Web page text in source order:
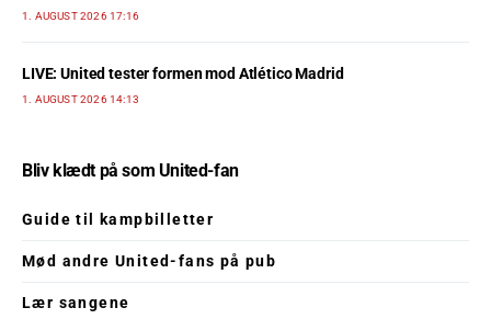
1. AUGUST 2026 17:16
LIVE: United tester formen mod Atlético Madrid
1. AUGUST 2026 14:13
Bliv klædt på som United-fan
Guide til kampbilletter
Mød andre United-fans på pub
Lær sangene